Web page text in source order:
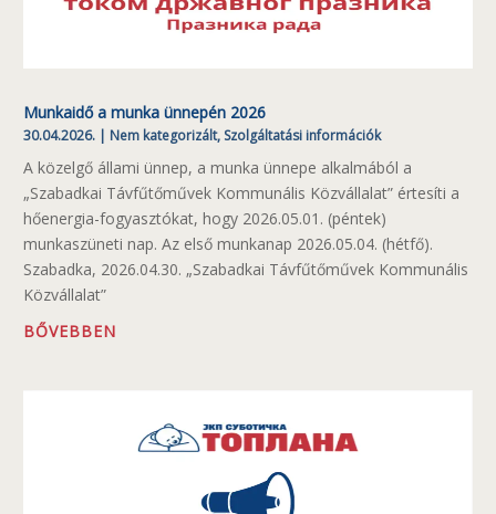
Munkaidő a munka ünnepén 2026
30.04.2026. | Nem kategorizált, Szolgáltatási információk
A közelgő állami ünnep, a munka ünnepe alkalmából a
„Szabadkai Távfűtőművek Kommunális Közvállalat” értesíti a
hőenergia-fogyasztókat, hogy 2026.05.01. (péntek)
munkaszüneti nap. Az első munkanap 2026.05.04. (hétfő).
Szabadka, 2026.04.30. „Szabadkai Távfűtőművek Kommunális
Közvállalat”
BŐVEBBEN